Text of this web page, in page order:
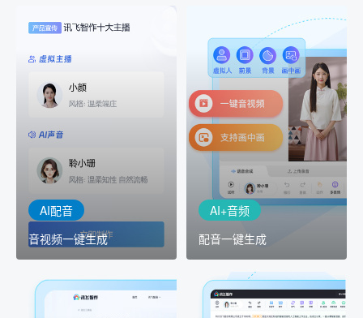
AI配音
音视频一键生成
AI配音
音视频一键生成
室"中输入文本或录音，一
出
AI+音频
配音一键生成
AI+音频
配音一键生成
AI+音频：基于全球领先的
TTS能力打造的AI音频制作
工具，输入文本、选择发
音人即可一键生成专业音